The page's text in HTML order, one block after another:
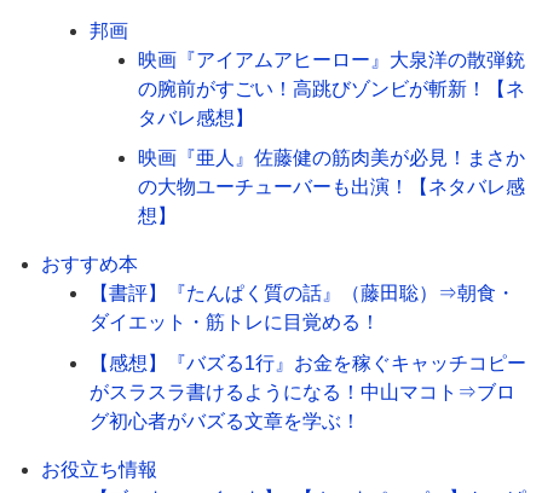
邦画
映画『アイアムアヒーロー』大泉洋の散弾銃
の腕前がすごい！高跳びゾンビが斬新！【ネ
タバレ感想】
映画『亜人』佐藤健の筋肉美が必見！まさか
の大物ユーチューバーも出演！【ネタバレ感
想】
おすすめ本
【書評】『たんぱく質の話』（藤田聡）⇒朝食・
ダイエット・筋トレに目覚める！
【感想】『バズる1行』お金を稼ぐキャッチコピー
がスラスラ書けるようになる！中山マコト⇒ブロ
グ初心者がバズる文章を学ぶ！
お役立ち情報